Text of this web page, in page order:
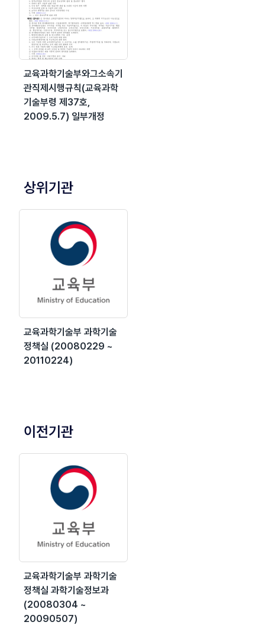
교육과학기술부와그소속기
관직제시행규칙(교육과학
기술부령 제37호,
2009.5.7) 일부개정
상위기관
교육과학기술부 과학기술
정책실 (20080229 ~
20110224)
이전기관
교육과학기술부 과학기술
정책실 과학기술정보과
(20080304 ~
20090507)